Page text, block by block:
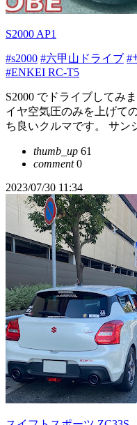
S2000 AP1
#s2000 #六甲山ドライブ #
#ENKEI RC-T5
S2000 でドライブしてみ
イヤ空気圧のみを上げて
ち良いクルマです。 サン
thumb_up 61
comment0
2023/07/30 11:34